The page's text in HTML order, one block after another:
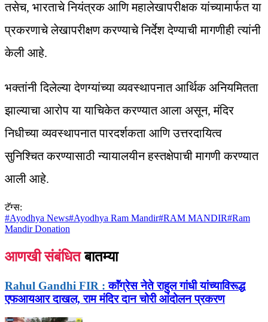
तसेच, भारताचे नियंत्रक आणि महालेखापरीक्षक यांच्यामार्फत या
प्रकरणाचे लेखापरीक्षण करण्याचे निर्देश देण्याची मागणीही त्यांनी
केली आहे.
भक्तांनी दिलेल्या देणग्यांच्या व्यवस्थापनात आर्थिक अनियमितता
झाल्याचा आरोप या याचिकेत करण्यात आला असून, मंदिर
निधीच्या व्यवस्थापनात पारदर्शकता आणि उत्तरदायित्व
सुनिश्चित करण्यासाठी न्यायालयीन हस्तक्षेपाची मागणी करण्यात
आली आहे.
टॅग्स:
#Ayodhya News#Ayodhya Ram Mandir#RAM MANDIR#Ram
Mandir Donation
आणखी संबंधित बातम्या
Rahul Gandhi FIR : काॅंग्रेस नेते राहुल गांधी यांच्याविरूद्ध
एफआयआर दाखल, राम मंदिर दान चोरी आंदोलन प्रकरण